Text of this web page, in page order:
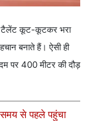
टैलेंट कूट-कूटकर भरा
बनाते हैं। ऐसी ही
पर 400 मीटर की दौड़
समय से पहले पहुंचा